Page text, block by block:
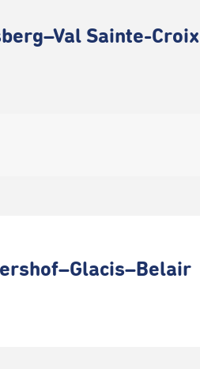
Sainte-Croix